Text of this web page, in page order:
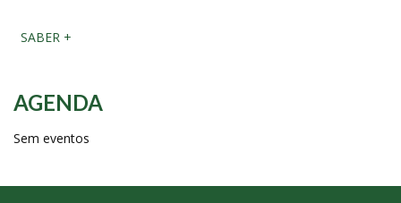
SABER +
AGENDA
Sem eventos